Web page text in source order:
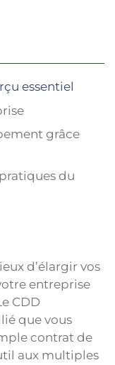
essentiel
grâce
du
d’élargir vos
entreprise
CDD
que vous
contrat de
aux multiples